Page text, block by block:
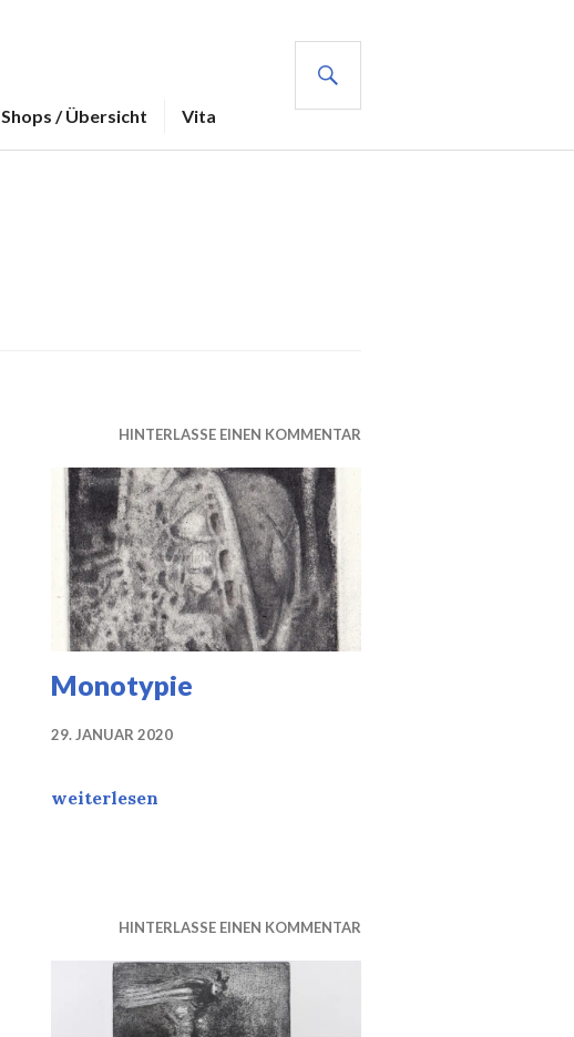
Shops / Übersicht Vita
HINTERLASSE EINEN KOMMENTAR
Monotypie
29. JANUAR 2020
Monotypie
weiterlesen
HINTERLASSE EINEN KOMMENTAR